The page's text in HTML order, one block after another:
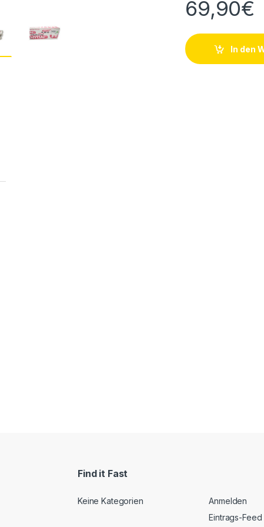
69,90€
In den
Find it Fast
Keine Kategorien
Anmelden
Eintrags-Feed